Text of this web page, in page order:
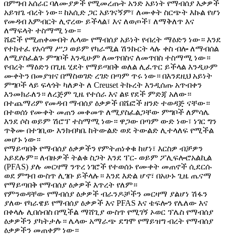
በምግብ አሰራር ባለሙያዎች የሚመረጡት አንድ አይነት የማብሰያ እቃዎች
አይዝጌ ብረት ነው። ከአሲድ ጋር አይገናኝም፣ ለሙቀት ስርጭት እኩል የሆነ
የመዳብ እምብርት ሊኖረው ይችላል፣ እና ለወጦች፣ ለማቅለጥ እና
ለማፍላት ተስማሚ ነው።
ሼፎች የሚጠቀሙበት ሌላው የማብሰያ አይነት የብረት ማዕድን ነው። እንደ
የተከተፈ የአሳማ ሥጋ ወይም የካራሚል ሽንኩርት ላሉ ቀስ ብሎ ለማብሰል
ለሚያስፈልጉ ምግቦች እንዲሁም ለመጥበስና ለመጥበስ ተስማሚ ነው።
የብረት ማዕድን በጊዜ ሂደት የማይጣበቅ ወለል ሊፈጥር ይችላል እንዲሁም
ሙቀትን በመያዝና በማስወገድ ረገድ በጣም ጥሩ ነው። በእንደዚህ አይነት
ምግቦች ላይ ፍላጎት ካለዎት ለ Creuset ትኩረት እንዲሰጡ አጥብቀን
እንመክራለን። ለረጅም ጊዜ የተሰራ እና ልዩ የደች ምድጃ አለው።
በተጨማሪም የመዳብ ማብሰያ ዕቃዎች በሼፎች ዘንድ ተወዳጅ ናቸው።
በተወሰነ የሙቀት መጠን መቀመጥ ለሚያስፈልጋቸው ምግቦች ለምሳሌ
እንደ ሶስ ወይም ሽሮፕ ተስማሚ ነው። ዋጋው በጣም ውድ ነው፣ ነገር ግን
ጥቅሙ በተገቢው እንክብካቤ ከትውልድ ወደ ትውልድ ሊተላለፍ የሚችል
መሆኑ ነው።
የማይጣበቅ የማብሰያ ዕቃዎችን የምትጠነቀቁ ከሆነ፣ እርስዎ ብቻዎን
አይደሉም። ለብዙዎች ትልቁ ስጋት እንደ ፐር- ወይም ፖሊፍሎሮአልኪል
(PFAS) ያሉ መርዛማ ንጥረ ነገሮች የተወሰኑ የሙቀት መጠኖች ሲደርሱ
ወደ ምግብ ውስጥ ሊገቡ ይችላሉ። እንደ እድል ሆኖ፣ በአሁኑ ጊዜ ጤናማ
የማይጣበቅ የማብሰያ ዕቃዎች እጥረት የለም።
የምንወዳቸው የማብሰያ ዕቃዎች ብራንዶቻችን መርዛማ ያልሆነ ሽፋን
ያለው የካራዌይ የማብሰያ ዕቃዎች እና PFAS እና ቴፍሎን የሌለው እና
በቀላሉ ሊበሰብስ በሚችል ማሸጊያ ውስጥ የሚገኝ ኦወር ፕሌስ የማብሰያ
ዕቃዎችን ያካትታሉ። ሌላው አማራጭ ደግሞ የማይዝግ ብረት የማብሰያ
ዕቃዎችን መጠቀም ነው።